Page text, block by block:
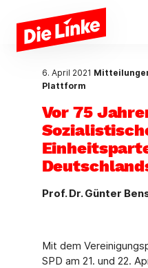
Zum Hauptinhalt springen
6. April 2021
Plattform
Vor 75
Prof. Dr. Günter
Mit dem
SPD am 21. und 22.